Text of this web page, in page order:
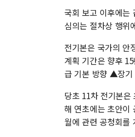
국회 보고 이후에는
심의는 절차상 행위
전기본은 국가의 안
계획 기간은 향후
급 기본 방향 ▲장
당초 11차 전기본
해 연초에는 초안이
월에 관련 공청회를